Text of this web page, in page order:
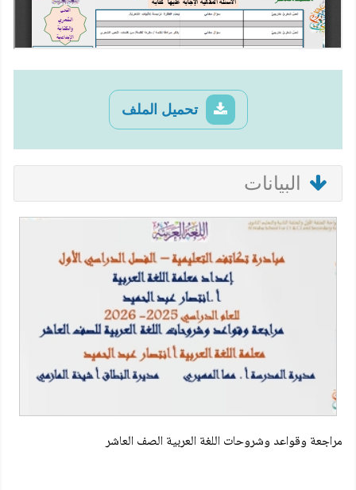
تحميل الملف
البيانات
مراجعة وقواعد وشروحات اللغة العربية الصف العاشر